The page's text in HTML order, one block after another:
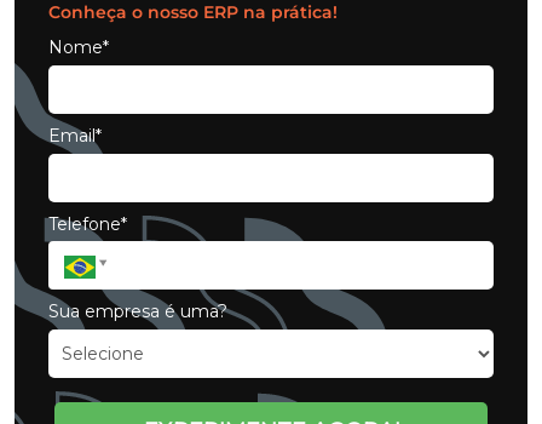
Conheça o nosso ERP na prática!
Nome*
Email*
Telefone*
Sua empresa é uma?